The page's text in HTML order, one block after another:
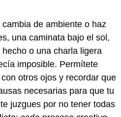
de ambiente o haz
una caminata bajo el sol,
o una charla ligera
imposible. Permítete
otros ojos y recordar que
necesarias para que tu
juzgues por no tener todas